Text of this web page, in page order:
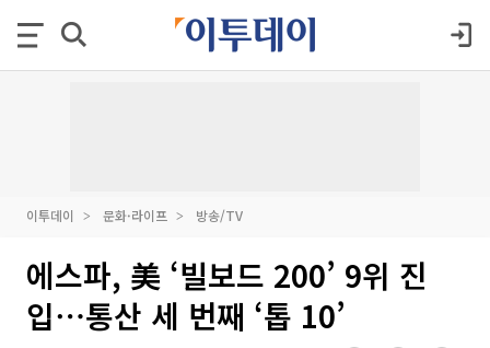
이투데이 문화·라이프 방송/TV
에스파, 美 ‘빌보드 200’ 9위 진
입⋯통산 세 번째 ‘톱 10’